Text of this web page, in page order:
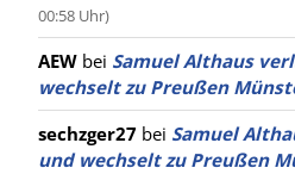
00:58 Uhr)
AEW bei Samuel Althaus
wechselt zu Preußen
sechzger27 bei Samuel
und wechselt zu Preußen